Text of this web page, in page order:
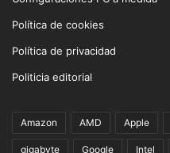
Política de cookies
Política de privacidad
Politicia editorial
Amazon AMD Apple
gigabyte Google Intel